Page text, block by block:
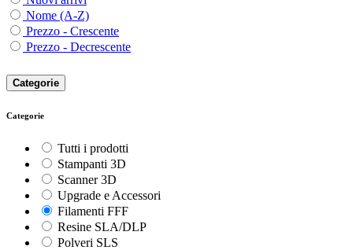
Nome (A-Z)
Prezzo - Crescente
Prezzo - Decrescente
Categorie
Categorie
Tutti i prodotti
Stampanti 3D
Scanner 3D
Upgrade e Accessori
Filamenti FFF
Resine SLA/DLP
Polveri SLS